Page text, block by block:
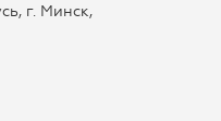
г. Минск,